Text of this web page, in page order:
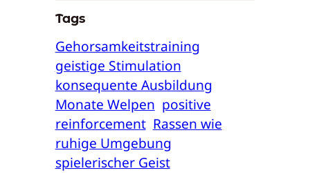
Tags
Gehorsamkeitstraining
geistige Stimulation
konsequente Ausbildung
Monate Welpen positive
reinforcement Rassen wie
ruhige Umgebung
spielerischer Geist